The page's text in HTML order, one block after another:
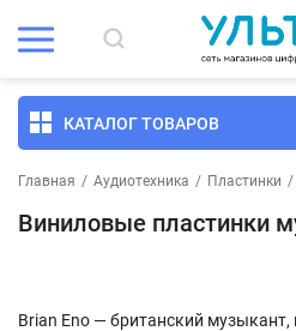
КАТАЛОГ ТОВАРОВ
Главная / Аудиотехника / Пластинки /
Виниловые пластинки
Brian Eno — британский